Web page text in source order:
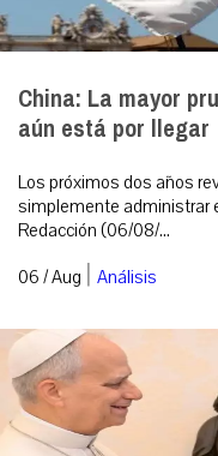
China: La mayor
aún está por llegar
Los próximos dos años
simplemente administrar
Redacción (06/08/...
06 / Aug | Análisis